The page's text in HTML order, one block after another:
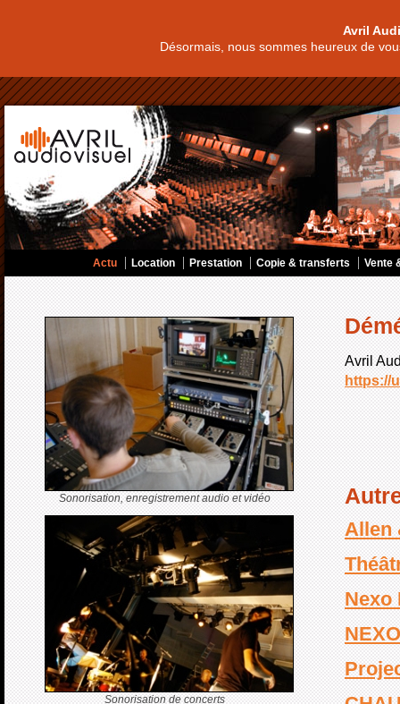
Avril
Désormais, nous sommes heureux de
Actu Location Prestation Copie & transferts Vente
Avril
https://
Allen
Nexo
Sonorisation, enregistrement audio et vidéo
Sonorisation de concerts